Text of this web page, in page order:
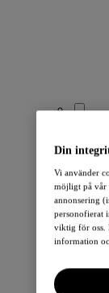
Din
Vi använder
möjligt på vår
annonsering
personofierat
viktig för oss.
information